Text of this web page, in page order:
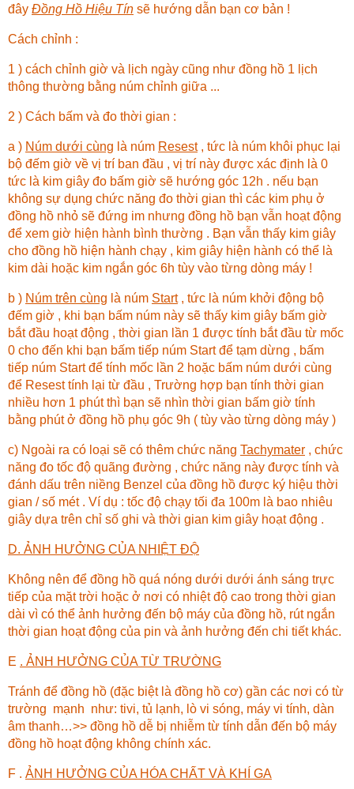
đây Đồng Hồ Hiệu Tín sẽ hướng dẫn bạn cơ bản !
Cách chỉnh :
1 ) cách chỉnh giờ và lịch ngày cũng như đồng hồ 1 lịch
thông thường bằng núm chỉnh giữa ...
2 ) Cách bấm và đo thời gian :
a ) Núm dưới cùng là núm Resest, tức là núm khôi phục lại
bộ đếm giờ về vị trí ban đầu , vị trí này được xác định là 0
tức là kim giây đo bấm giờ sẽ hướng góc 12h . nếu bạn
không sự dụng chức năng đo thời gian thì các kim phụ ở
đồng hồ nhỏ sẽ đứng im nhưng đồng hồ bạn vẫn hoạt động
để xem giờ hiện hành bình thường . Bạn vẫn thấy kim giây
cho đồng hồ hiện hành chạy , kim giây hiện hành có thể là
kim dài hoặc kim ngắn góc 6h tùy vào từng dòng máy !
b ) Núm trên cùng là núm Start, tức là núm khởi động bộ
đếm giờ , khi bạn bấm núm này sẽ thấy kim giây bấm giờ
bắt đầu hoạt động , thời gian lần 1 được tính bắt đầu từ mốc
0 cho đến khi bạn bấm tiếp núm Start để tạm dừng , bấm
tiếp núm Start để tính mốc lần 2 hoặc bấm núm dưới cùng
để Resest tính lại từ đầu , Trường hợp bạn tính thời gian
nhiều hơn 1 phút thì bạn sẽ nhìn thời gian bấm giờ tính
bằng phút ở đồng hồ phụ góc 9h ( tùy vào từng dòng máy )
c) Ngoài ra có loại sẽ có thêm chức năng Tachymater , chức
năng đo tốc độ quãng đường , chức năng này được tính và
đánh dấu trên niềng Benzel của đồng hồ được ký hiệu thời
gian / số mét . Ví dụ : tốc độ chạy tối đa 100m là bao nhiêu
giây dựa trên chỉ số ghi và thời gian kim giây hoạt động .
D. ẢNH HƯỞNG CỦA NHIỆT ĐỘ
Không nên để đồng hồ quá nóng dưới dưới ánh sáng trực
tiếp của mặt trời hoặc ở nơi có nhiệt độ cao trong thời gian
dài vì có thể ảnh hưởng đến bộ máy của đồng hồ, rút ngắn
thời gian hoạt động của pin và ảnh hưởng đến chi tiết khác.
E . ẢNH HƯỞNG CỦA TỪ TRƯỜNG
Tránh để đồng hồ (đặc biệt là đồng hồ cơ) gần các nơi có từ
trường mạnh như: tivi, tủ lạnh, lò vi sóng, máy vi tính, dàn
âm thanh…>> đồng hồ dễ bị nhiễm từ tính dẫn đến bộ máy
đồng hồ hoạt động không chính xác.
F . ẢNH HƯỞNG CỦA HÓA CHẤT VÀ KHÍ GA